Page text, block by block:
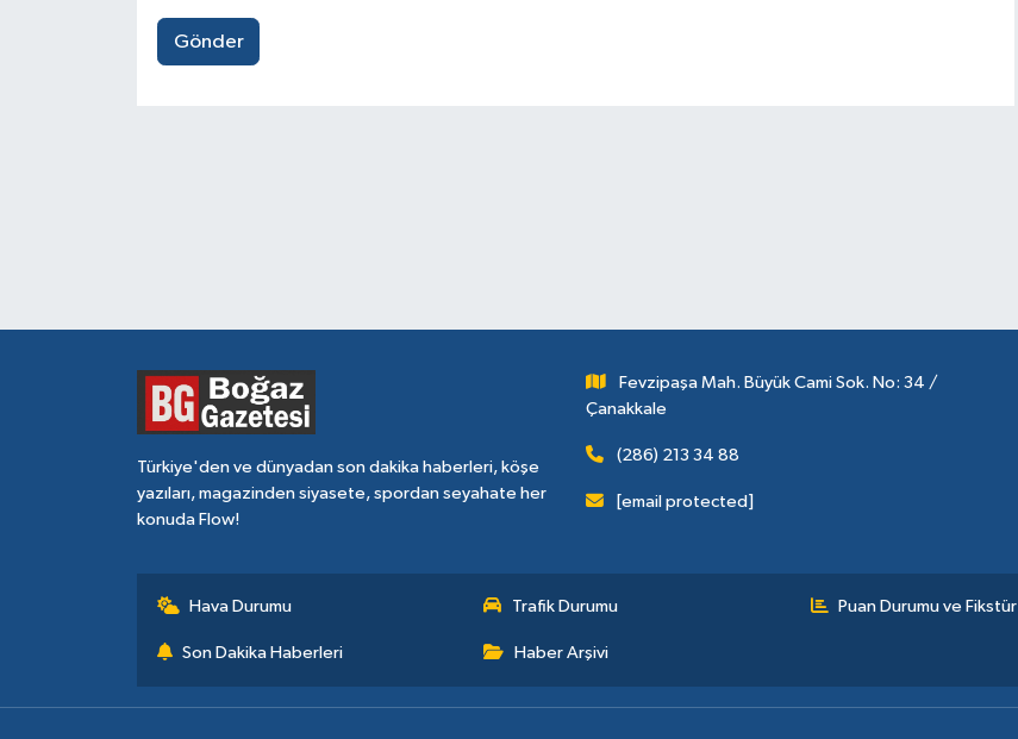
Gönder
Türkiye'den ve dünyadan son dakika haberleri, köşe
yazıları, magazinden siyasete, spordan seyahate her
konuda Flow!
Fevzipaşa Mah. Büyük Cami Sok. No: 34 /
Çanakkale
(286) 213 34 88
[email protected]
Hava Durumu Trafik Durumu Puan Durumu ve Fikstür
Son Dakika Haberleri Haber Arşivi